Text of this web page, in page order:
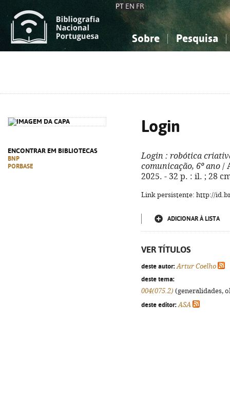
PT EN FR
Sobre Pesquisa
ENCONTRAR EM BIBLIOTECAS
BNP
PORBASE
Login
Login : robótica
comunicação, 6º ano /
2025. - 32 p. : il. ; 28
Link persistente: http://
ADICIONAR À LISTA
VER TÍTULOS
deste autor: Artur Coelho
deste tema:
004(075.2) (generalidades,
deste editor: ASA